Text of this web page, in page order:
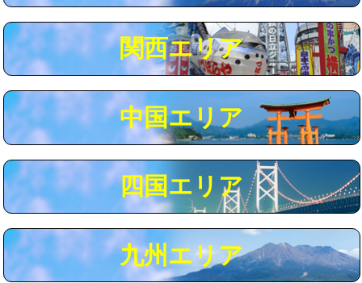
モルタル補修（厚さ10㎝まで） 27,500円
モルタル補修（厚さ10㎝超え） 38,500円
追加人工 16,500円
現場見積
※給水管工事は20mmまでの価格です。
関西エリア
中国エリア
四国エリア
九州エリア